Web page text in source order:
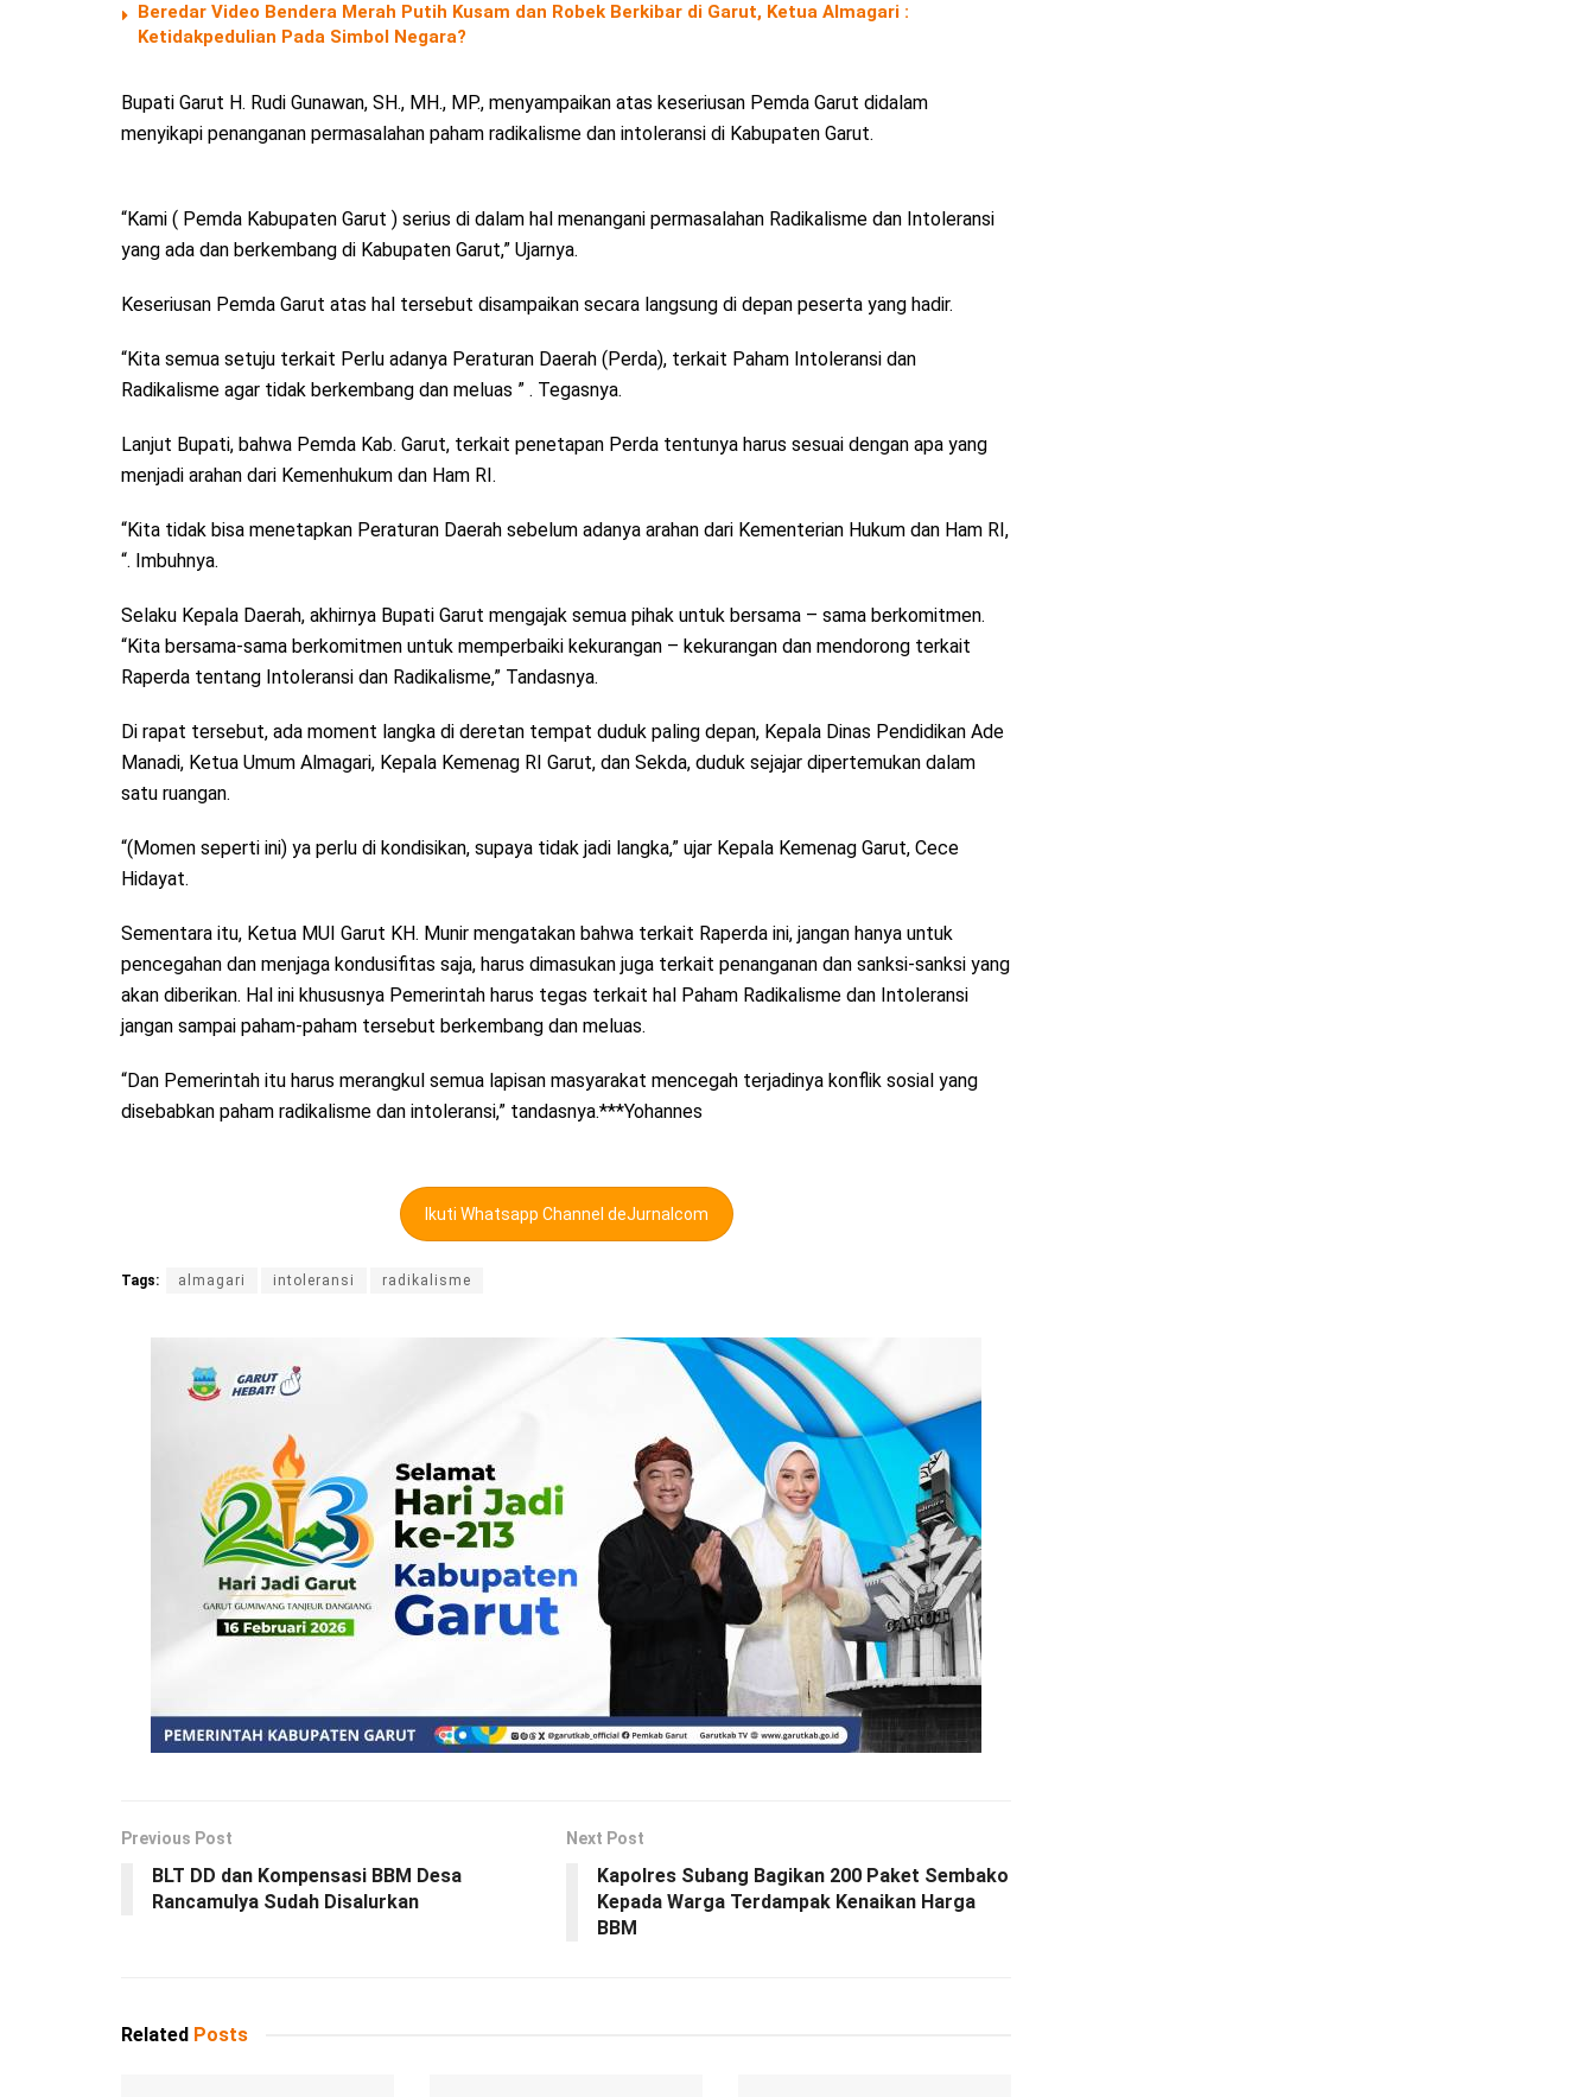
Beredar Video Bendera Merah Putih Kusam dan Robek Berkibar di Garut, Ketua Almagari :
Ketidakpedulian Pada Simbol Negara?
Bupati Garut H. Rudi Gunawan, SH., MH., MP., menyampaikan atas keseriusan Pemda Garut didalam
menyikapi penanganan permasalahan paham radikalisme dan intoleransi di Kabupaten Garut.
“Kami ( Pemda Kabupaten Garut ) serius di dalam hal menangani permasalahan Radikalisme dan Intoleransi
yang ada dan berkembang di Kabupaten Garut,” Ujarnya.
Keseriusan Pemda Garut atas hal tersebut disampaikan secara langsung di depan peserta yang hadir.
“Kita semua setuju terkait Perlu adanya Peraturan Daerah (Perda), terkait Paham Intoleransi dan
Radikalisme agar tidak berkembang dan meluas ” . Tegasnya.
Lanjut Bupati, bahwa Pemda Kab. Garut, terkait penetapan Perda tentunya harus sesuai dengan apa yang
menjadi arahan dari Kemenhukum dan Ham RI.
“Kita tidak bisa menetapkan Peraturan Daerah sebelum adanya arahan dari Kementerian Hukum dan Ham RI,
“. Imbuhnya.
Selaku Kepala Daerah, akhirnya Bupati Garut mengajak semua pihak untuk bersama – sama berkomitmen.
“Kita bersama-sama berkomitmen untuk memperbaiki kekurangan – kekurangan dan mendorong terkait
Raperda tentang Intoleransi dan Radikalisme,” Tandasnya.
Di rapat tersebut, ada moment langka di deretan tempat duduk paling depan, Kepala Dinas Pendidikan Ade
Manadi, Ketua Umum Almagari, Kepala Kemenag RI Garut, dan Sekda, duduk sejajar dipertemukan dalam
satu ruangan.
“(Momen seperti ini) ya perlu di kondisikan, supaya tidak jadi langka,” ujar Kepala Kemenag Garut, Cece
Hidayat.
Sementara itu, Ketua MUI Garut KH. Munir mengatakan bahwa terkait Raperda ini, jangan hanya untuk
pencegahan dan menjaga kondusifitas saja, harus dimasukan juga terkait penanganan dan sanksi-sanksi yang
akan diberikan. Hal ini khususnya Pemerintah harus tegas terkait hal Paham Radikalisme dan Intoleransi
jangan sampai paham-paham tersebut berkembang dan meluas.
“Dan Pemerintah itu harus merangkul semua lapisan masyarakat mencegah terjadinya konflik sosial yang
disebabkan paham radikalisme dan intoleransi,” tandasnya.***Yohannes
Ikuti Whatsapp Channel deJurnalcom
Tags: almagari intoleransi radikalisme
Previous Post
BLT DD dan Kompensasi BBM Desa
Rancamulya Sudah Disalurkan
Next Post
Kapolres Subang Bagikan 200 Paket Sembako
Kepada Warga Terdampak Kenaikan Harga
BBM
Related Posts